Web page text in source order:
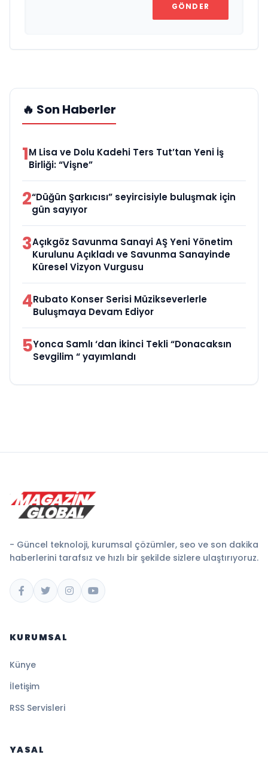
GÖNDER
🔥 Son Haberler
1M Lisa ve Dolu Kadehi Ters Tut’tan Yeni İş
Birliği: “Vişne”
2“Düğün Şarkıcısı” seyircisiyle buluşmak için
gün sayıyor
3Açıkgöz Savunma Sanayi AŞ Yeni Yönetim
Kurulunu Açıkladı ve Savunma Sanayinde
Küresel Vizyon Vurgusu
4Rubato Konser Serisi Müzikseverlerle
Buluşmaya Devam Ediyor
5Yonca Samlı ‘dan İkinci Tekli “Donacaksın
Sevgilim “ yayımlandı
- Güncel teknoloji, kurumsal çözümler, seo ve son dakika
haberlerini tarafsız ve hızlı bir şekilde sizlere ulaştırıyoruz.
KURUMSAL
Künye
İletişim
RSS Servisleri
YASAL